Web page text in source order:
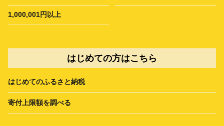
1,000,001円以上
はじめての方はこちら
はじめてのふるさと納税
寄付上限額を調べる